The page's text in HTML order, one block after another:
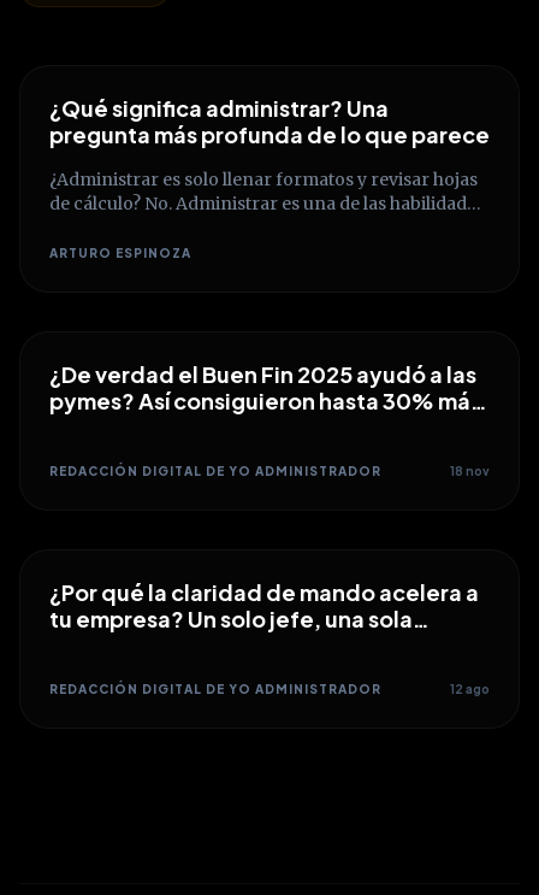
¿Qué significa administrar? Una
pregunta más profunda de lo que parece
¿Administrar es solo llenar formatos y revisar hojas
de cálculo? No. Administrar es una de las habilidades
Descubre cómo pasar de la ejecución mecánica a la
ARTURO ESPINOZA
¿De verdad el Buen Fin 2025 ayudó a las
pymes? Así consiguieron hasta 30% más
REDACCIÓN DIGITAL DE YO ADMINISTRADOR 18 nov
¿Por qué la claridad de mando acelera a
tu empresa? Un solo jefe, una sola
REDACCIÓN DIGITAL DE YO ADMINISTRADOR 12 ago